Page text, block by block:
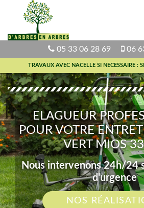
05 33 06 28 69 06
TRAVAUX AVEC NACELLE SI NECESSAIRE :
ELAGUEUR
POUR VOTRE
VERT MIOS
Nous intervenons 24h/24
d'urgence
NOS